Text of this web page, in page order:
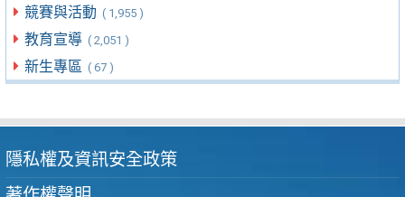
競賽與活動 ( 1,955 )
教育宣導 ( 2,051 )
新生專區 ( 67 )
隱私權及資訊安全政策